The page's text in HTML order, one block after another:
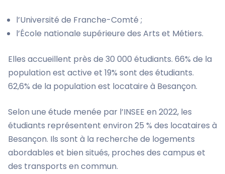
l’Université de Franche-Comté ;
l’École nationale supérieure des Arts et Métiers.
Elles accueillent près de 30 000 étudiants. 66% de la
population est active et 19% sont des étudiants.
62,6% de la population est locataire à Besançon.
Selon une étude menée par l’INSEE en 2022, les
étudiants représentent environ 25 % des locataires à
Besançon. Ils sont à la recherche de logements
abordables et bien situés, proches des campus et
des transports en commun.